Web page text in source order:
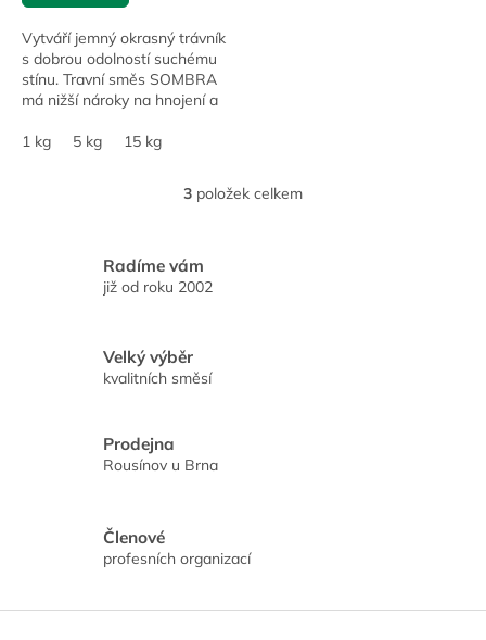
Vytváří jemný okrasný trávník
s dobrou odolností suchému
stínu. Travní směs SOMBRA
má nižší nároky na hnojení a
výslunná stanoviště.
1 kg 5 kg 15 kg
O
s
3 položek celkem
Radíme vám
již od roku 2002
Velký výběr
kvalitních směsí
Prodejna
Rousínov u Brna
Členové
profesních organizací